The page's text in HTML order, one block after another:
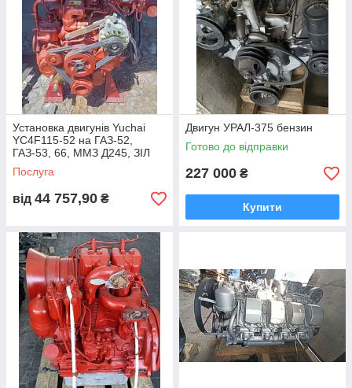
Установка двигунів Yuchai
YC4F115-52 на ГАЗ-52,
ГАЗ-53, 66, ММЗ Д245, ЗІЛ
Послуга
від 44 757,90 ₴
Двигун УРАЛ-375 бензин
Готово до відправки
227 000 ₴
Купити